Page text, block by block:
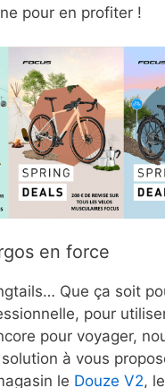
pour en profiter !
en force
Que ça soit
pour
pour voyager,
à vous
le Douze V2, le